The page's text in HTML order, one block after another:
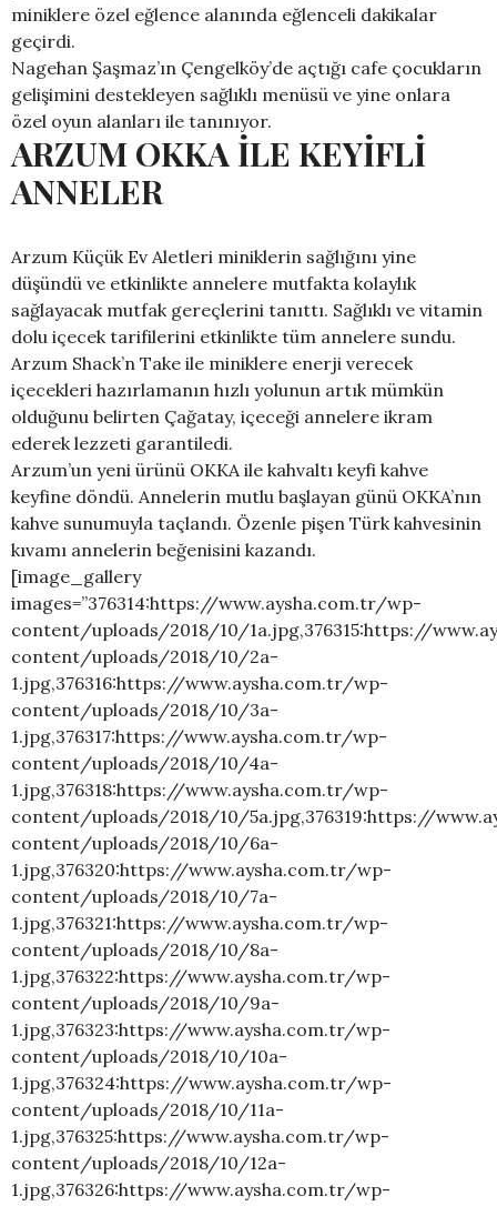
miniklere özel eğlence alanında eğlenceli dakikalar
geçirdi.
Nagehan Şaşmaz’ın Çengelköy’de açtığı cafe çocukların
gelişimini destekleyen sağlıklı menüsü ve yine onlara
özel oyun alanları ile tanınıyor.
ARZUM OKKA İLE KEYİFLİ
ANNELER
Arzum Küçük Ev Aletleri miniklerin sağlığını yine
düşündü ve etkinlikte annelere mutfakta kolaylık
sağlayacak mutfak gereçlerini tanıttı. Sağlıklı ve vitamin
dolu içecek tarifilerini etkinlikte tüm annelere sundu.
Arzum Shack’n Take ile miniklere enerji verecek
içecekleri hazırlamanın hızlı yolunun artık mümkün
olduğunu belirten Çağatay, içeceği annelere ikram
ederek lezzeti garantiledi.
Arzum’un yeni ürünü OKKA ile kahvaltı keyfi kahve
keyfine döndü. Annelerin mutlu başlayan günü OKKA’nın
kahve sunumuyla taçlandı. Özenle pişen Türk kahvesinin
kıvamı annelerin beğenisini kazandı.
[image_gallery
images=”376314:https://www.aysha.com.tr/wp-
content/uploads/2018/10/1a.jpg,376315:https://
content/uploads/2018/10/2a-
1.jpg,376316:https://www.aysha.com.tr/wp-
content/uploads/2018/10/3a-
1.jpg,376317:https://www.aysha.com.tr/wp-
content/uploads/2018/10/4a-
1.jpg,376318:https://www.aysha.com.tr/wp-
content/uploads/2018/10/5a.jpg,376319:https://
content/uploads/2018/10/6a-
1.jpg,376320:https://www.aysha.com.tr/wp-
content/uploads/2018/10/7a-
1.jpg,376321:https://www.aysha.com.tr/wp-
content/uploads/2018/10/8a-
1.jpg,376322:https://www.aysha.com.tr/wp-
content/uploads/2018/10/9a-
1.jpg,376323:https://www.aysha.com.tr/wp-
content/uploads/2018/10/10a-
1.jpg,376324:https://www.aysha.com.tr/wp-
content/uploads/2018/10/11a-
1.jpg,376325:https://www.aysha.com.tr/wp-
content/uploads/2018/10/12a-
1.jpg,376326:https://www.aysha.com.tr/wp-